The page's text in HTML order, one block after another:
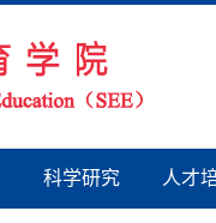
科学研究 人才